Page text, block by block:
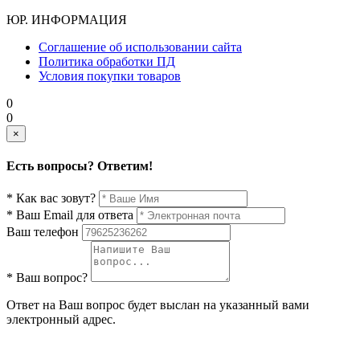
ЮР. ИНФОРМАЦИЯ
Соглашение об использовании сайта
Политика обработки ПД
Условия покупки товаров
0
0
×
Есть вопросы? Ответим!
* Как вас зовут?
* Ваш Email для ответа
Ваш телефон
* Ваш вопрос?
Ответ на Ваш вопрос будет выслан на указанный вами
электронный адрес.